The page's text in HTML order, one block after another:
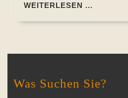
WEITERLESEN ...
Was Suchen Sie?